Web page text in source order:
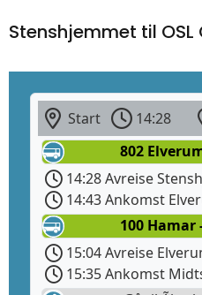
Stenshjemmet til
Start 14:28
802
14:28 Avreise
14:43 Ankomst
100 Hamar
15:04 Avreise
15:35 Ankomst